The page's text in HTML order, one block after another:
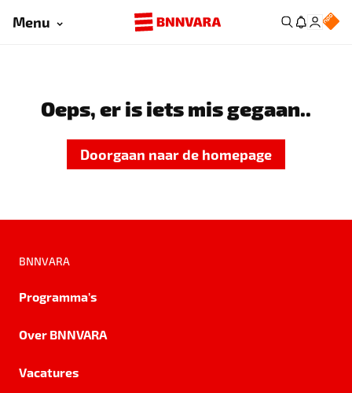
Menu
Oeps, er is iets mis gegaan..
Doorgaan naar de homepage
BNNVARA
Programma's
Over BNNVARA
Vacatures